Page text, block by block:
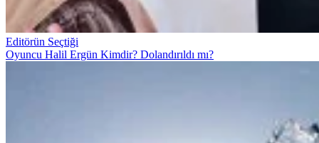
Editörün Seçtiği
Oyuncu Halil Ergün Kimdir? Dolandırıldı mı?